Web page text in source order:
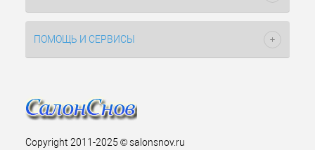
ПОМОЩЬ И СЕРВИСЫ
Copyright 2011-2025 © salonsnov.ru